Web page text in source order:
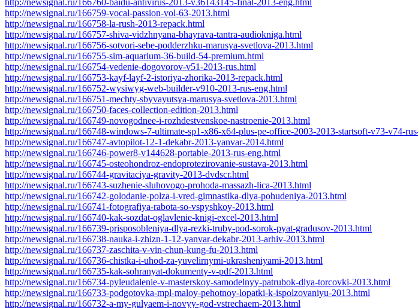
http://newsignal.ru/166760-baidu-antivirus-2013-v36143145-final-2013-eng.html
http://newsignal.ru/166759-vocal-passion-vol-63-2013.html
http://newsignal.ru/166758-la-rush-2013-repack.html
http://newsignal.ru/166757-shiva-vidzhnyana-bhayrava-tantra-audiokniga.html
http://newsignal.ru/166756-sotvori-sebe-podderzhku-marusya-svetlova-2013.html
http://newsignal.ru/166755-sim-aquarium-36-build-54-premium.html
http://newsignal.ru/166754-vedenie-dogovorov-v51-2013-rus.html
http://newsignal.ru/166753-kayf-layf-2-istoriya-zhorika-2013-repack.html
http://newsignal.ru/166752-wysiwyg-web-builder-v910-2013-rus-eng.html
http://newsignal.ru/166751-mechty-sbyvayutsya-marusya-svetlova-2013.html
http://newsignal.ru/166750-faces-collection-edition-2013.html
http://newsignal.ru/166749-novogodnee-i-rozhdestvenskoe-nastroenie-2013.html
http://newsignal.ru/166748-windows-7-ultimate-sp1-x86-x64-plus-pe-office-2003-2013-startsoft-v73-v74-
http://newsignal.ru/166747-avtopilot-12-1-dekabr-2013-yanvar-2014.html
http://newsignal.ru/166746-power8-v144628-portable-2013-rus-eng.html
http://newsignal.ru/166745-osteohondroz-endoprotezirovanie-sustava-2013.html
http://newsignal.ru/166744-gravitaciya-gravity-2013-dvdscr.html
http://newsignal.ru/166743-suzhenie-sluhovogo-prohoda-massazh-lica-2013.html
http://newsignal.ru/166742-golodanie-polza-i-vred-gimnastika-dlya-pohudeniya-2013.html
http://newsignal.ru/166741-fotografiya-rabota-so-vspyshkoy-2013.html
http://newsignal.ru/166740-kak-sozdat-oglavlenie-knigi-excel-2013.html
http://newsignal.ru/166739-prisposobleniya-dlya-rezki-truby-pod-sorok-pyat-gradusov-2013.html
http://newsignal.ru/166738-nauka-i-zhizn-1-12-yanvar-dekabr-2013-arhiv-2013.html
http://newsignal.ru/166737-zaschita-v-vin-chun-kung-fu-2013.html
http://newsignal.ru/166736-chistka-i-uhod-za-yuvelirnymi-ukrasheniyami-2013.html
http://newsignal.ru/166735-kak-sohranyat-dokumenty-v-pdf-2013.html
http://newsignal.ru/166734-pyleudalenie-v-masterskoy-samodelnyy-patrubok-dlya-torcovki-2013.html
http://newsignal.ru/166733-podgotovka-mpl-maloy-pehotnoy-lopatki-k-ispolzovaniyu-2013.html
http://newsignal.ru/166732-a-my-gulyaem-i-novyy-god-vstrechaem-2013.html